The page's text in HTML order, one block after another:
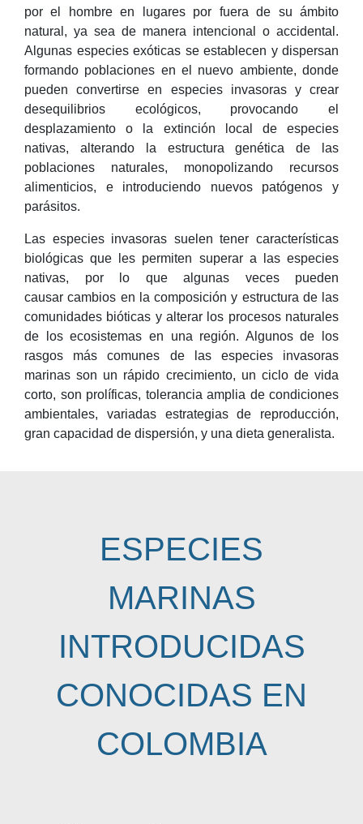
por el hombre en lugares por fuera de su ámbito
natural, ya sea de manera intencional o accidental.
Algunas especies exóticas se establecen y dispersan
formando poblaciones en el nuevo ambiente, donde
pueden convertirse en especies invasoras y crear
desequilibrios ecológicos, provocando el
desplazamiento o la extinción local de especies
nativas, alterando la estructura genética de las
poblaciones naturales, monopolizando recursos
alimenticios, e introduciendo nuevos patógenos y
parásitos.
Las especies invasoras suelen tener características
biológicas que les permiten superar a las especies
nativas, por lo que algunas veces pueden
causar cambios en la composición y estructura de las
comunidades bióticas y alterar los procesos naturales
de los ecosistemas en una región. Algunos de los
rasgos más comunes de las especies invasoras
marinas son un rápido crecimiento, un ciclo de vida
corto, son prolíficas, tolerancia amplia de condiciones
ambientales, variadas estrategias de reproducción,
gran capacidad de dispersión, y una dieta generalista.
ESPECIES
MARINAS
INTRODUCIDAS
CONOCIDAS EN
COLOMBIA